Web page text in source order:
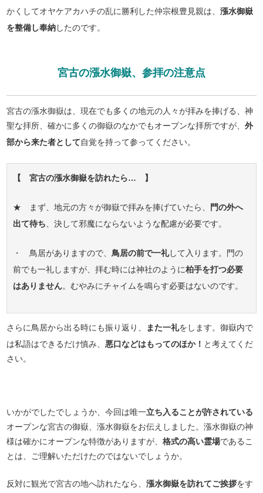
かくしてオヤケアカハチの乱に勝利した仲宗根豊見親は、漲水御嶽
を整備し奉納したのです。
宮古の漲水御嶽、参拝の注意点
宮古の漲水御嶽は、現在でも多くの地元の人々が拝みを捧げる、神
聖な拝所、確かに多くの御嶽のなかでもオープンな拝所ですが、外
部から来た者として自覚を持って参ってください。
【 宮古の漲水御嶽を訪れたら… 】
★ まず、地元の方々が御嶽で拝みを捧げていたら、
門の外へ
出て待ち、決して邪魔にならないような配慮が必要です。
・ 鳥居がありますので、鳥居の前で一礼して入ります。門の
前でも一礼しますが、拝む時には神社のように柏手を打つ必要
はありません。むやみにチャイムを鳴らす必要はないのです。
さらに鳥居から出る時にも振り返り、 また一礼をします。御嶽内で
は私語はできるだけ慎み、悪口などはもってのほか！ と考えてくだ
さい。
いかがでしたでしょうか、今回は唯一立ち入ることが許されている
オープンな宮古の御嶽、漲水御嶽をお伝えしました。漲水御嶽の神
様は確かにオープンな特徴がありますが、格式の高い霊場であるこ
とは、ご理解いただけたのではないでしょうか。
反対に観光で宮古の地へ訪れたなら、漲水御嶽を訪れてご挨拶をす